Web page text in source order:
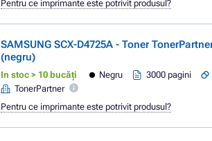
Pentru ce imprimante este potrivit produsul?
SAMSUNG SCX-D4725A - Toner
(negru)
In stoc > 10 bucăți Negru 3000 pagini
TonerPartner
Pentru ce imprimante este potrivit produsul?